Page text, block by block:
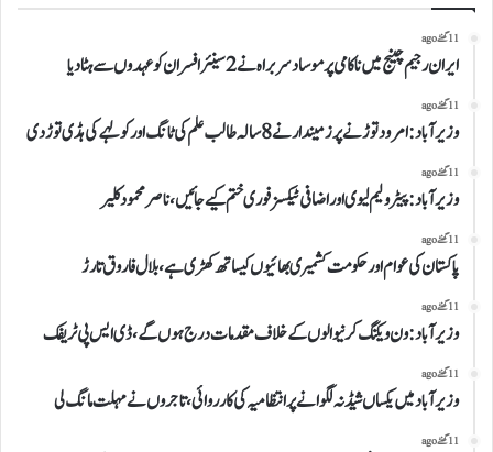
11 گھنٹے ago
ایران رجیم چینج میں ناکامی پر موساد سربراہ نے 2 سینئر افسران کو عہدوں سے ہٹا دیا
11 گھنٹے ago
وزیرآباد:امرود توڑنے پر زمیندار نے 8 سالہ طالب علم کی ٹانگ اور کولہے کی ہڈی توڑ دی
11 گھنٹے ago
وزیرآباد:پیٹرولیم لیوی اوراضافی ٹیکسز فوری ختم کیے جائیں،ناصر محمود کلیر
11 گھنٹے ago
پاکستان کی عوام اور حکومت کشمیری بھائیوں کیساتھ کھڑی ہے،بلال فاروق تارڑ
11 گھنٹے ago
وزیرآباد:ون ویلنگ کرنیوالوں کے خلاف مقدمات درج ہوں گے،ڈی ایس پی ٹریفک
11 گھنٹے ago
وزیرآباد میں یکساں شیڈ نہ لگوانے پر انتظامیہ کی کارروائی،تاجروں نے مہلت مانگ لی
11 گھنٹے ago